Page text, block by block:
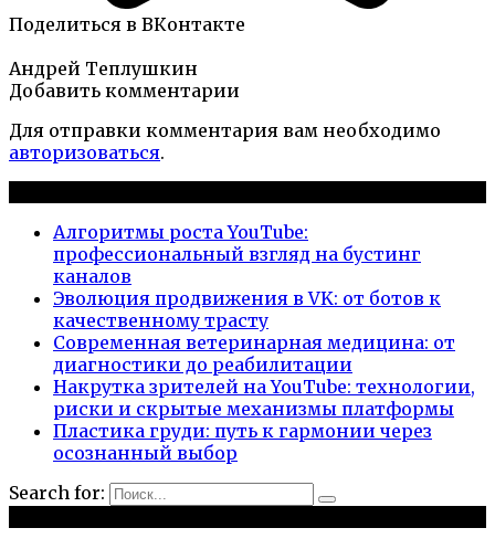
Поделиться в ВКонтакте
Андрей Теплушкин
Добавить комментарии
Для отправки комментария вам необходимо
авторизоваться.
Алгоритмы роста YouTube:
профессиональный взгляд на бустинг
каналов
Эволюция продвижения в VK: от ботов к
качественному трасту
Современная ветеринарная медицина: от
диагностики до реабилитации
Накрутка зрителей на YouTube: технологии,
риски и скрытые механизмы платформы
Пластика груди: путь к гармонии через
осознанный выбор
Search for: